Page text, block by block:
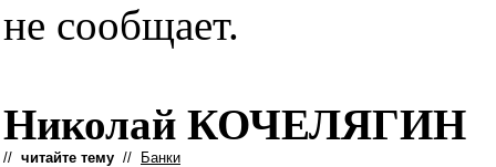
не сообщает.
Николай КОЧЕЛЯГИН
// читайте тему // Банки